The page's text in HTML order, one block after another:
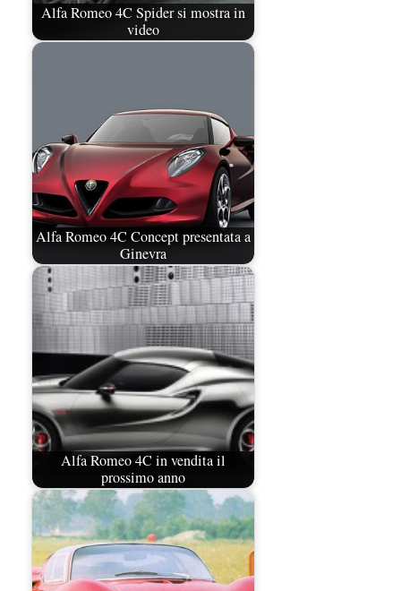
Alfa Romeo 4C Spider si mostra in
video
Alfa Romeo 4C Concept presentata a
Ginevra
Alfa Romeo 4C in vendita il
prossimo anno